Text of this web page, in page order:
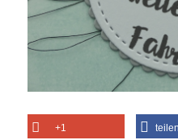
+1 teilen